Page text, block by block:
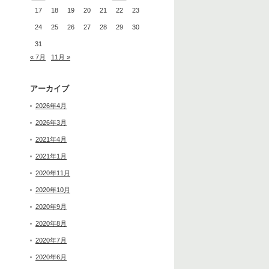
17 18 19 20 21 22 23
24 25 26 27 28 29 30
31
« 7月
11月 »
アーカイブ
2026年4月
2026年3月
2021年4月
2021年1月
2020年11月
2020年10月
2020年9月
2020年8月
2020年7月
2020年6月